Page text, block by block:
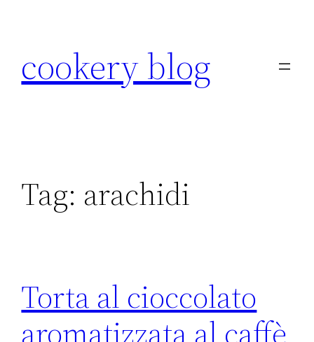
cookery blog
Tag: arachidi
Torta al cioccolato
aromatizzata al caffè